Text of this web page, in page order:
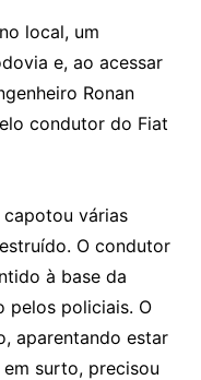
local, um
e, ao acessar
Ronan
condutor do Fiat
várias
O condutor
à base da
pelos policiais. O
aparentando estar
surto, precisou